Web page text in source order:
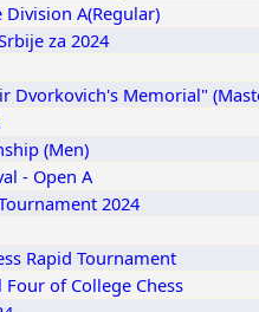
Division A(Regular)
za 2024
Dvorkovich's Memorial"
(Men)
- Open A
2024
Rapid Tournament
of College Chess